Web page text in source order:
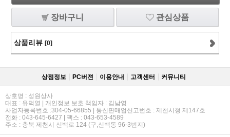
장바구니 관심상품
상품리뷰 [0]
상점정보 PC버젼 이용안내 고객센터 커뮤니티
상호명 : 성원상사
대표 : 유덕열 | 개인정보 보호 책임자 : 김남영
사업자등록번호 :304-05-66855 | 통신판매업신고번호 : 제천시청 제147호
전화 : 043-645-6427 | 팩스 : 043-653-4589
주소 : 충북 제천시 신백로 124 (구,신백동 96-3번지)